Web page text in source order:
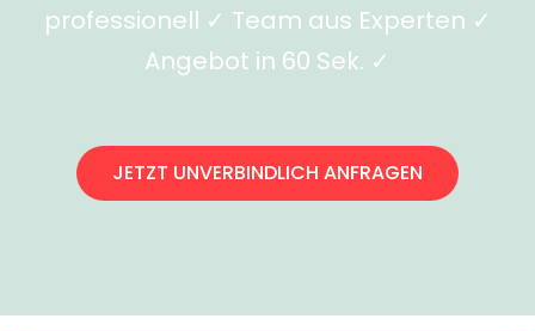
professionell ✓ Team aus Experten ✓
Angebot in 60 Sek. ✓
JETZT UNVERBINDLICH ANFRAGEN